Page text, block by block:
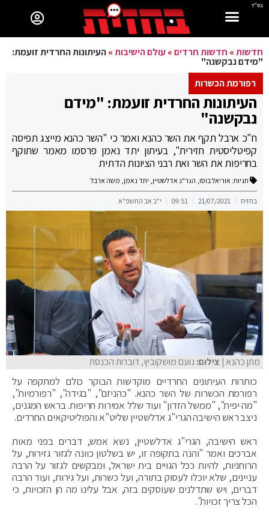
בס"ד
חדשות» חדשות חרדים»עולם הישיבות»העיתונות החרדית זועמת:
"מידם נבקשנה"
רפורמת הכשרות
העיתונות החרדית זועמת: "מידם
נבקשנה"
ח"כ ארבל תקף את השר כהנא ואמר כי "השר כהנא מייצג תפיסה
קפיטליסטית חזירית", בעיתון יתד נאמן פרסמו מאמר שתוקף
בחריפות את השר ואת רבני הציונות הדתית
תגיות: אוריאל בוסו, הגר"ג אדלשטיין, יתד נאמן, משה ארבל
בחזית 21/07/2021
09:51 י"ב אב התשפ"א
מתן כהנא| צילום: נועם מושקוביץ, דוברות הכנסת
כותרות העיתונים החרדיים מוקדשות הבוקר כולם למתקפה על
רפורמת הכשרות של השר כהנא. "כהניזם", "בגידה", "רפורמיות",
"מה יפית", "ממשל הזדון" ועוד שלל אמירות חריפות. בראש המגנים,
ניצב ראש הישיבה הגרי"ג אדלשטיין שליט"א והפוליטיקאים החרדים.
ראש הישיבה, הגרי"ג אדלשטיין, נשא אמש, דברים בפני מאות
אברכים ואמר "והנה בתקופה זו, יש בשלטון כוונה לגזור גזירות, על
הרוחניות, להיות ככל הגויים בית ישראל, ומבקשים לגזור על הרבה
עניינים, שלא יוכלו לעסוק בתורה, ועל כשרות, ועל גירות, ועוד הרבה
דברים, ויש שתדלנים שעוסקים בזה, אבל עלינו מה הן הזכויות, כי
הכל צריך זכויות".